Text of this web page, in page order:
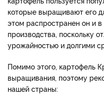
которые выращивают его
этом распространен он и
производства, поскольку
урожайностью и долгими
Помимо этого, картофель
выращивания, поэтому
нашей страны: